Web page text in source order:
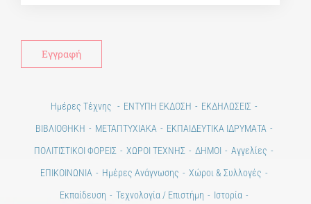
ΒΙΒΛΙΟΘΗΚΗ
ΜΕΤΑΠΤΥΧΙΑΚΑ
ΕΚΠΑΙΔΕΥΤΙΚΑ ΙΔΡΥΜΑΤΑ
ΠΟΛΙΤΙΣΤΙΚΟΙ ΦΟΡΕΙΣ
ΧΩΡΟΙ ΤΕΧΝΗΣ ΔΗΜΟΙ
Αγγελίες
ΕΠΙΚΟΙΝΩΝΙΑ
Ημέρες Ανάγνωσης
Χώροι & Συλλογές
Εκπαίδευση
Τεχνολογία / Επιστήμη
Ιστορία
100 χρόνια από τη Μικρασιατική Καταστροφή. Επετειακές